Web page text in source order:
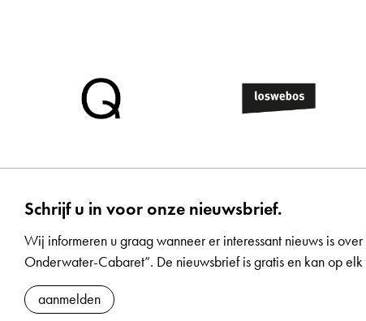
Schrijf u in voor onze nieuwsbrief.
Wij informeren u graag wanneer er interessant nieuws is
Onderwater-Cabaret”. De nieuwsbrief is gratis en kan op
aanmelden